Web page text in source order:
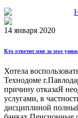
14 января 2020
Кто ответит мне за мое
Хотела
Технодоме
причину отказаЯ
услугами, в
дисциплиной